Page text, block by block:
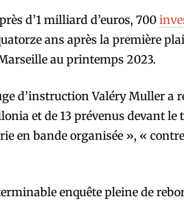
d’1 milliard d’euros, 700
ans après la première
au printemps 2023.
d’instruction Valéry Muller a
et de 13 prévenus devant
en bande organisée », «
enquête pleine de